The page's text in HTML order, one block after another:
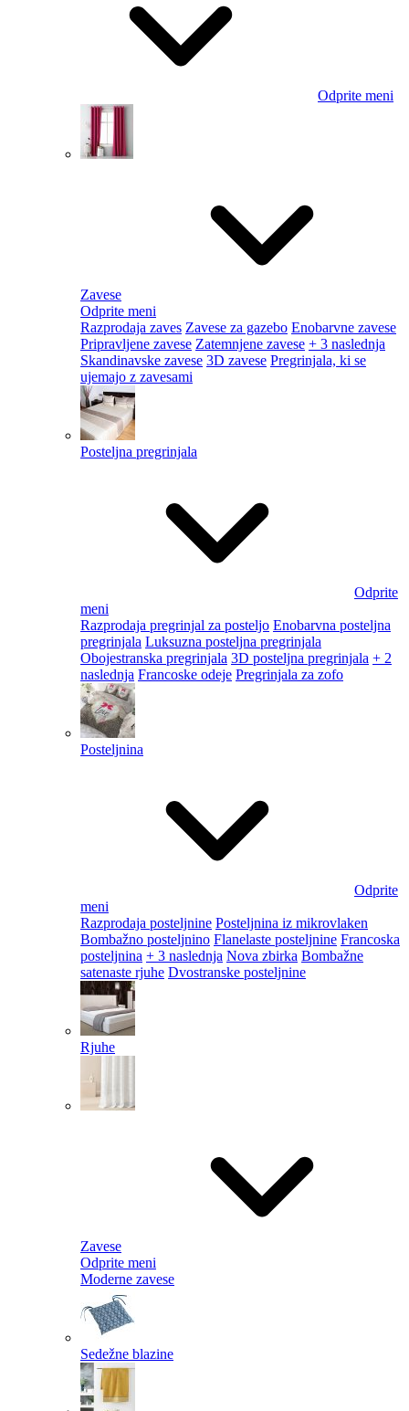
Odprite meni
Zavese
Odprite meni
Razprodaja zaves Zavese za gazebo Enobarvne zavese
Pripravljene zavese Zatemnjene zavese + 3 naslednja
Skandinavske zavese 3D zavese Pregrinjala, ki se
ujemajo z zavesami
Posteljna pregrinjala
Odprite
meni
Razprodaja pregrinjal za posteljo Enobarvna posteljna
pregrinjala Luksuzna posteljna pregrinjala
Obojestranska pregrinjala 3D posteljna pregrinjala + 2
naslednja Francoske odeje Pregrinjala za zofo
Posteljnina
Odprite
meni
Razprodaja posteljnine Posteljnina iz mikrovlaken
Bombažno posteljnino Flanelaste posteljnine Francoska
posteljnina + 3 naslednja Nova zbirka Bombažne
satenaste rjuhe Dvostranske posteljnine
Rjuhe
Zavese
Odprite meni
Moderne zavese
Sedežne blazine